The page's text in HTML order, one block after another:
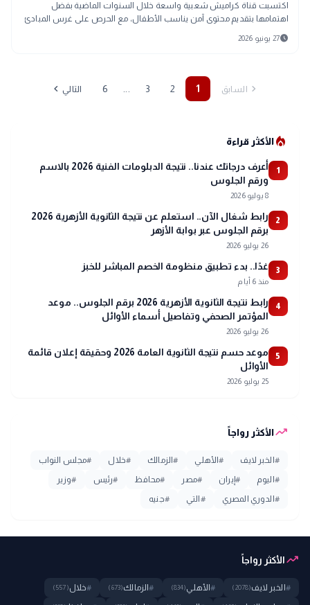
اكتسبت قناة كراميش شعبية واسعة خلال السنوات الماضية بفضل
اهتمامها بتقديم محتوى آمن يناسب الأطفال، مع الحرص على غرس المبادئ
التربوية والدينية
schedule27 يونيو 2026
chevron_right السابق 1
2
3
...
6 التاليchevron_left
local_fire_departmentالأكثر قراءة
1
أعرف درجاتك عندنا.. نتيجة الدبلومات الفنية 2026 بالاسم
ورقم الجلوس
8 يوليو 2026
2
رابط شغال الآن.. استعلم عن نتيجة الثانوية الأزهرية 2026
برقم الجلوس عبر بوابة الأزهر
26 يوليو 2026
3 غدًا.. بدء تطبيق منظومة الخصم المباشر للخبز
منذ 6 أيام
4
رابط نتيجة الثانوية الأزهرية 2026 برقم الجلوس.. موعد
المؤتمر الصحفي وتفاصيل أسماء الأوائل
26 يوليو 2026
5
موعد حسم نتيجة الثانوية العامة 2026 وحقيقة إعلان قائمة
الأوائل
25 يوليو 2026
trending_upالأكثر رواجاً
# الخبر لايف #الأهلي #الزمالك #خلال #مجلس النواب
# اليوم # إيران #مصر #محافظ #رئيس #وزير
# الدوري المصري # التي #جنيه
trending_upالأكثر رواجاً
# الخبر لايف(2078)
#الأهلي(834)
#الزمالك(673)
#خلال(557)